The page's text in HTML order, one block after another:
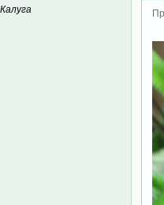
Калуга